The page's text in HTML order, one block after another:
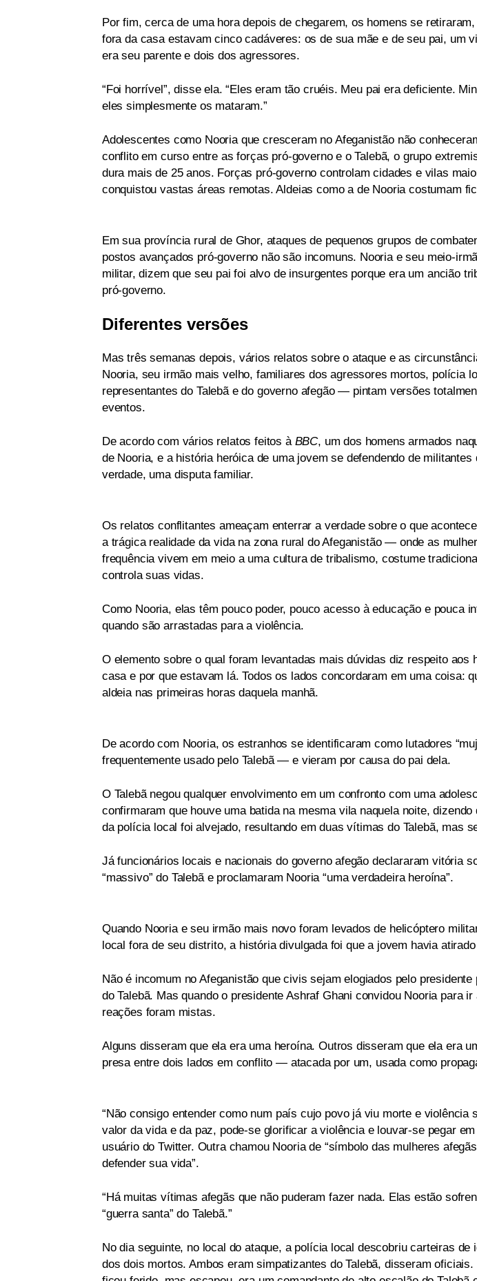
Por fim, cerca de uma hora depois de chegarem, os homens se
fora da casa estavam cinco cadáveres: os de sua mãe e de seu pai, um
era seu parente e dois dos agressores.
“Foi horrível”, disse ela. “Eles eram tão cruéis. Meu pai era deficiente.
eles simplesmente os mataram.”
Adolescentes como Nooria que cresceram no Afeganistão não
conflito em curso entre as forças pró-governo e o Talebã, o grupo
dura mais de 25 anos. Forças pró-governo controlam cidades e vilas
conquistou vastas áreas remotas. Aldeias como a de Nooria costumam
Em sua província rural de Ghor, ataques de pequenos grupos de
postos avançados pró-governo não são incomuns. Nooria e seu meio-
militar, dizem que seu pai foi alvo de insurgentes porque era um ancião
pró-governo.
Diferentes versões
Mas três semanas depois, vários relatos sobre o ataque e as
Nooria, seu irmão mais velho, familiares dos agressores mortos, polícia
representantes do Talebã e do governo afegão — pintam versões
eventos.
De acordo com vários relatos feitos à BBC, um dos homens armados
de Nooria, e a história heróica de uma jovem se defendendo de militantes
verdade, uma disputa familiar.
Os relatos conflitantes ameaçam enterrar a verdade sobre o que
a trágica realidade da vida na zona rural do Afeganistão — onde as
frequência vivem em meio a uma cultura de tribalismo, costume
controla suas vidas.
Como Nooria, elas têm pouco poder, pouco acesso à educação e pouca
quando são arrastadas para a violência.
O elemento sobre o qual foram levantadas mais dúvidas diz respeito aos
casa e por que estavam lá. Todos os lados concordaram em uma coisa:
aldeia nas primeiras horas daquela manhã.
De acordo com Nooria, os estranhos se identificaram como lutadores
frequentemente usado pelo Talebã — e vieram por causa do pai dela.
O Talebã negou qualquer envolvimento em um confronto com uma
confirmaram que houve uma batida na mesma vila naquela noite,
da polícia local foi alvejado, resultando em duas vítimas do Talebã, mas
Já funcionários locais e nacionais do governo afegão declararam vitória
“massivo” do Talebã e proclamaram Nooria “uma verdadeira heroína”.
Quando Nooria e seu irmão mais novo foram levados de helicóptero
local fora de seu distrito, a história divulgada foi que a jovem havia
Não é incomum no Afeganistão que civis sejam elogiados pelo
do Talebã. Mas quando o presidente Ashraf Ghani convidou Nooria para
reações foram mistas.
Alguns disseram que ela era uma heroína. Outros disseram que ela era
presa entre dois lados em conflito — atacada por um, usada como
“Não consigo entender como num país cujo povo já viu morte e violência
valor da vida e da paz, pode-se glorificar a violência e louvar-se pegar
usuário do Twitter. Outra chamou Nooria de “símbolo das mulheres
defender sua vida”.
“Há muitas vítimas afegãs que não puderam fazer nada. Elas estão
“guerra santa” do Talebã.”
No dia seguinte, no local do ataque, a polícia local descobriu carteiras de
dos dois mortos. Ambos eram simpatizantes do Talebã, disseram